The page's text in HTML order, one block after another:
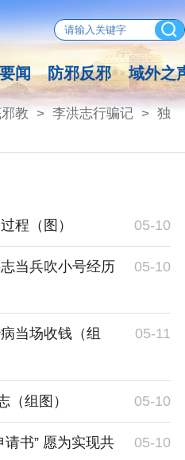
闻 防邪反邪 域外之
教 > 李洪志行骗记> 独
程（图） 05-10
当兵吹小号经历
05-10
当场收钱（组
05-11
（组图） 05-10
书” 愿为实现共
05-10